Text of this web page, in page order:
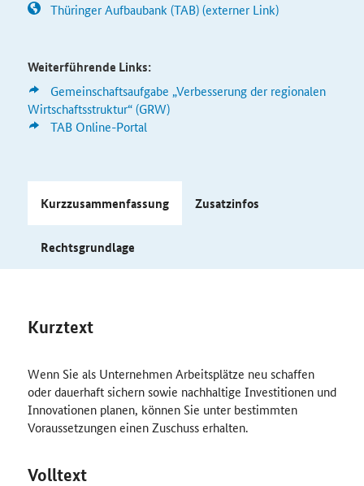
Thüringer Aufbaubank (TAB) (externer Link)
Weiterführende Links:
Gemeinschaftsaufgabe „Verbesserung der regionalen
Wirtschaftsstruktur“ (GRW)
TAB Online-Portal
Kurzzusammenfassung Zusatzinfos
Rechtsgrundlage
Kurztext
Wenn Sie als Unternehmen Arbeitsplätze neu schaffen
oder dauerhaft sichern sowie nachhaltige Investitionen und
Innovationen planen, können Sie unter bestimmten
Voraussetzungen einen Zuschuss erhalten.
Volltext